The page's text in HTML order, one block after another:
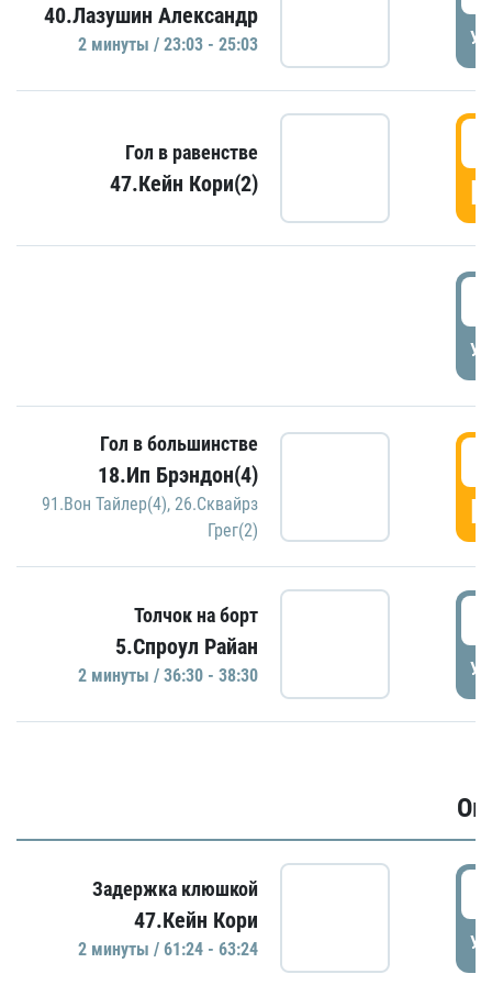
40.Лазушин Александр
2 минуты / 23:03 - 25:03
Гол в равенстве
47.Кейн Кори(2)
Гол в большинстве
18.Ип Брэндон(4)
91.Вон Тайлер(4), 26.Сквайрз
Грег(2)
Толчок на борт
5.Спроул Райан
2 минуты / 36:30 - 38:30
Задержка клюшкой
47.Кейн Кори
2 минуты / 61:24 - 63:24